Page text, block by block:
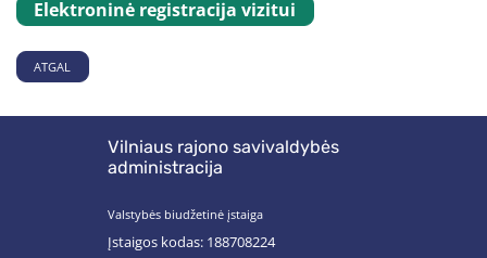
Elektroninė registracija vizitui
ATGAL
Vilniaus rajono savivaldybės
administracija
Valstybės biudžetinė įstaiga
Įstaigos kodas: 188708224